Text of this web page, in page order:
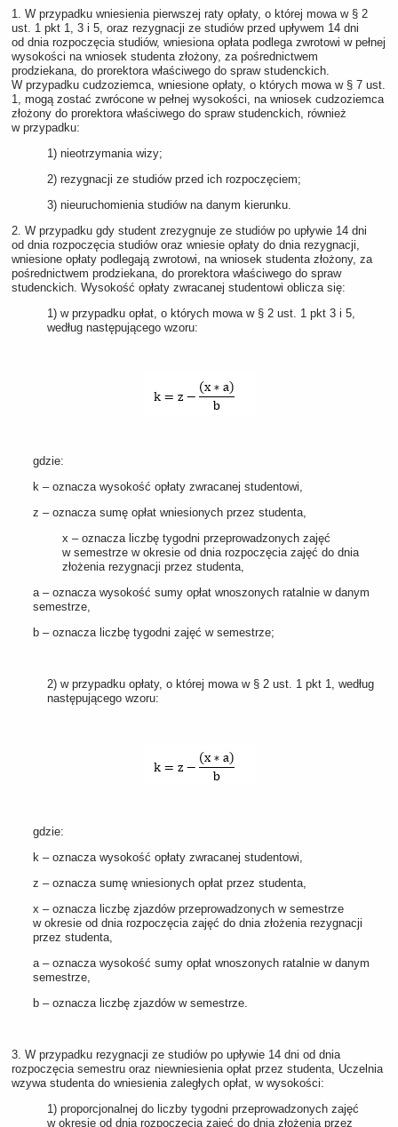
1. W przypadku wniesienia pierwszej raty opłaty, o której mowa w § 2
ust. 1 pkt 1, 3 i 5, oraz rezygnacji ze studiów przed upływem 14 dni
od dnia rozpoczęcia studiów, wniesiona opłata podlega zwrotowi w pełnej
wysokości na wniosek studenta złożony, za pośrednictwem
prodziekana, do prorektora właściwego do spraw studenckich.
W przypadku cudzoziemca, wniesione opłaty, o których mowa w § 7 ust.
1, mogą zostać zwrócone w pełnej wysokości, na wniosek cudzoziemca
złożony do prorektora właściwego do spraw studenckich, również
w przypadku:
1) nieotrzymania wizy;
2) rezygnacji ze studiów przed ich rozpoczęciem;
3) nieuruchomienia studiów na danym kierunku.
2. W przypadku gdy student zrezygnuje ze studiów po upływie 14 dni
od dnia rozpoczęcia studiów oraz wniesie opłaty do dnia rezygnacji,
wniesione opłaty podlegają zwrotowi, na wniosek studenta złożony, za
pośrednictwem prodziekana, do prorektora właściwego do spraw
studenckich. Wysokość opłaty zwracanej studentowi oblicza się:
1) w przypadku opłat, o których mowa w § 2 ust. 1 pkt 3 i 5,
według następującego wzoru:
gdzie:
k – oznacza wysokość opłaty zwracanej studentowi,
z – oznacza sumę opłat wniesionych przez studenta,
x – oznacza liczbę tygodni przeprowadzonych zajęć
w semestrze w okresie od dnia rozpoczęcia zajęć do dnia
złożenia rezygnacji przez studenta,
a – oznacza wysokość sumy opłat wnoszonych ratalnie w danym
semestrze,
b – oznacza liczbę tygodni zajęć w semestrze;
2) w przypadku opłaty, o której mowa w § 2 ust. 1 pkt 1, według
następującego wzoru:
gdzie:
k – oznacza wysokość opłaty zwracanej studentowi,
z – oznacza sumę wniesionych opłat przez studenta,
x – oznacza liczbę zjazdów przeprowadzonych w semestrze
w okresie od dnia rozpoczęcia zajęć do dnia złożenia rezygnacji
przez studenta,
a – oznacza wysokość sumy opłat wnoszonych ratalnie w danym
semestrze,
b – oznacza liczbę zjazdów w semestrze.
3. W przypadku rezygnacji ze studiów po upływie 14 dni od dnia
rozpoczęcia semestru oraz niewniesienia opłat przez studenta, Uczelnia
wzywa studenta do wniesienia zaległych opłat, w wysokości:
1) proporcjonalnej do liczby tygodni przeprowadzonych zajęć
w okresie od dnia rozpoczęcia zajęć do dnia złożenia przez